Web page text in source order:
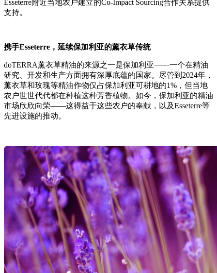
Esseterre附近当地农户建立的Co-Impact Sourcing合作关系提供
支持。
携手Esseterre，延续保加利亚的薰衣草传统
doTERRA薰衣草精油的来源之一是保加利亚——一个在精油
研究、开发和生产方面拥有深厚底蕴的国家。尽管到2024年，
薰衣草和玫瑰等精油作物仅占保加利亚可耕地的1%，但当地
农户世世代代都在种植这种芳香植物。如今，保加利亚的精油
市场欣欣向荣——这得益于这些农户的奉献，以及Esseterre等
先进设施的推动。